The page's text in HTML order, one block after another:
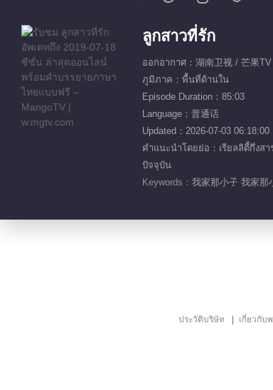
ลูกสาวที่รัก
ออกอากาศ：湖南卫视 / 芒果TV
ภูมิภาค：พื้นที่ด้านใน
Episode Duration：85:03
Language：普通话
Updated：2026-07-03 06:18:00
คำแนะนำโดยย่อ：เรียลลิตี้กึ่งส
ปัจจุบัน
Keywords： 我家那小子 我家那
ประวัติบริษัท เกี่ยวกับ